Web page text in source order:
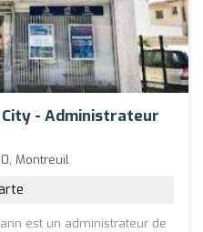
City - Administrateur
Montreuil
est un administrateur de